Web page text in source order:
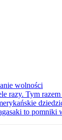
wolności
razy. Tym razem
to pomniki